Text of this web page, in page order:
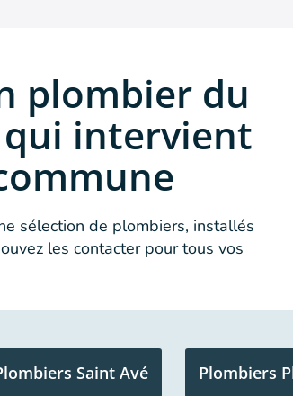
plombier du
intervient
sélection de plombiers, installés
les contacter pour tous vos
Saint Avé Plombiers